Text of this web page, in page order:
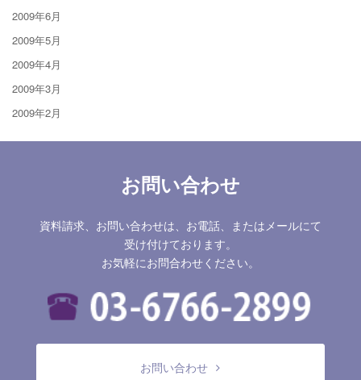
2009年6月
2009年5月
2009年4月
2009年3月
2009年2月
お問い合わせ
資料請求、お問い合わせは、お電話、またはメールにて
受け付けております。
お気軽にお問合わせください。
お問い合わせ